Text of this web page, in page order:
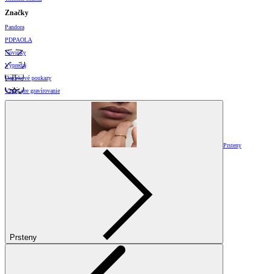
Značky
Pandora
PDPAOLA
Novinky
Výpredaj
Darčekové poukazy
Vzory pre gravírovanie
Prsteny
Prsteny